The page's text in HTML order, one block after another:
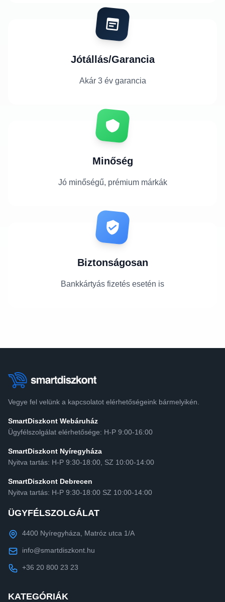
Jótállás/Garancia
Akár 3 év garancia
Minőség
Jó minőségű, prémium márkák
Biztonságosan
Bankkártyás fizetés esetén is
Vegye fel velünk a kapcsolatot elérhetőségeink bármelyikén.
SmartDiszkont Webáruház
Ügyfélszolgálat elérhetősége: H-P 9:00-16:00
SmartDiszkont Nyíregyháza
Nyitva tartás: H-P 9:30-18:00, SZ 10:00-14:00
SmartDiszkont Debrecen
Nyitva tartás: H-P 9:30-18:00 SZ 10:00-14:00
ÜGYFÉLSZOLGÁLAT
4400 Nyíregyháza, Matróz utca 1/A
info@smartdiszkont.hu
+36 20 800 23 23
KATEGÓRIÁK